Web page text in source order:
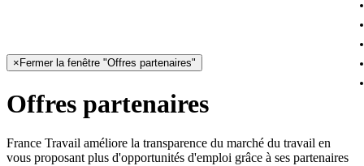
× Fermer la fenêtre "Offres partenaires"
Offres partenaires
France Travail améliore la transparence du marché du travail en
vous proposant plus d'opportunités d'emploi grâce à ses partenaires